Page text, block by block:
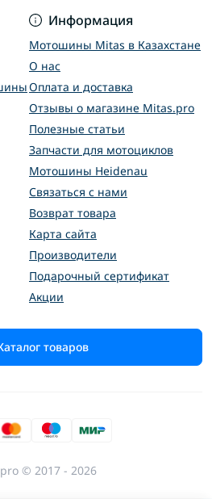
Информация
Мотошины Mitas в Казахстане
О нас
Оплата и доставка
Отзывы о магазине Mitas.pro
Полезные статьи
Запчасти для мотоциклов
Мотошины Heidenau
Связаться с нами
Возврат товара
Карта сайта
Производители
Подарочный сертификат
Акции
товаров
© 2017 - 2026